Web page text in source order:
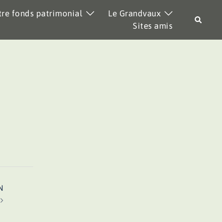
fonds patrimonial
Le Grandvaux
Sites amis